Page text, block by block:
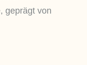
geprägt von